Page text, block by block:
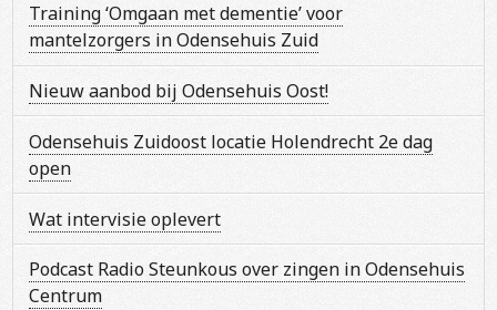
Training ‘Omgaan met dementie’ voor
mantelzorgers in Odensehuis Zuid
Nieuw aanbod bij Odensehuis Oost!
Odensehuis Zuidoost locatie Holendrecht 2e dag
open
Wat intervisie oplevert
Podcast Radio Steunkous over zingen in Odensehuis
Centrum